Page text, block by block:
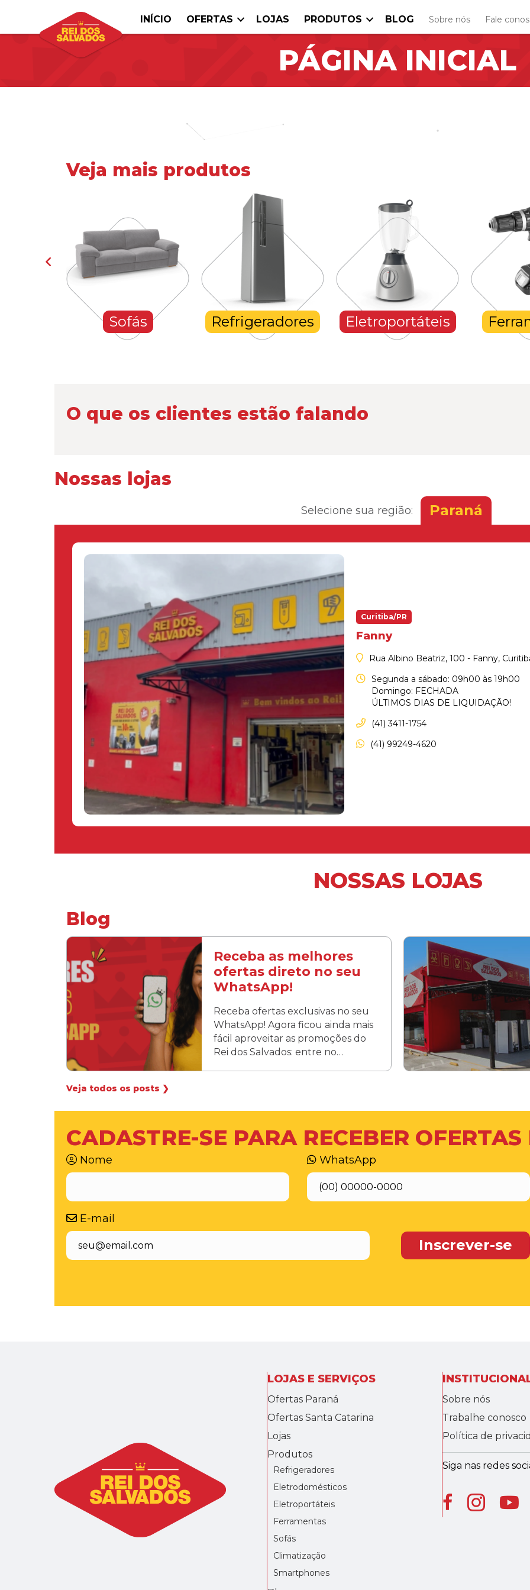
INÍCIO OFERTAS LOJAS PRODUTOS BLOG Sobre nós Fale
PÁGINA INICIAL
Veja mais produtos
Sofás Refrigeradores Eletroportáteis
O que os clientes estão falando
Nossas lojas
Selecione sua região: Paraná
Curitiba/PR
Fanny
Rua Albino Beatriz, 100 - Fanny,
Segunda a sábado: 09h00 às 19h00
Domingo: FECHADA
ÚLTIMOS DIAS DE LIQUIDAÇÃO!
(41) 3411-1754
(41) 99249-4620
NOSSAS LOJAS
Blog
Receba as melhores
ofertas direto no seu
WhatsApp!
Receba ofertas exclusivas no seu
WhatsApp! Agora ficou ainda mais
fácil aproveitar as promoções do
Rei dos Salvados: entre no…
Veja todos os posts ❯
CADASTRE-SE PARA RECEBER
Nome WhatsApp
E-mail
LOJAS E SERVIÇOS
Ofertas Paraná
Ofertas Santa Catarina
Lojas
Produtos
Refrigeradores
Eletrodomésticos
Eletroportáteis
Ferramentas
Sofás
Climatização
Smartphones
Sobre nós
Trabalhe conosco
Política de
Siga nas redes